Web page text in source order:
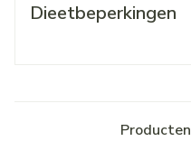
Dieetbeperkingen
Producten